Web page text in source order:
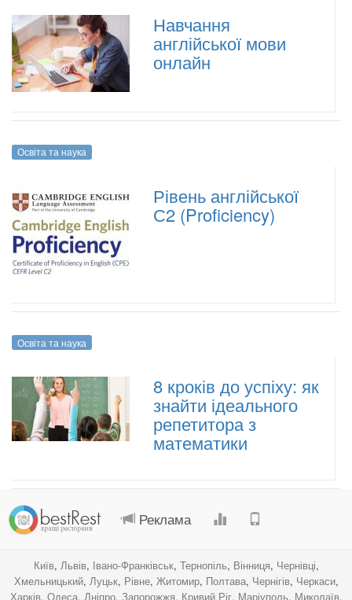
Навчання
англійської мови
онлайн
Освіта та наука
Рівень англійської
С2 (Proficiency)
Освіта та наука
8 кроків до успіху: як
знайти ідеального
репетитора з
математики
Реклама
Київ, Львів, Івано-Франківськ, Тернопіль, Вінниця, Чернівці,
Хмельницький, Луцьк, Рівне, Житомир, Полтава, Чернігів, Черкаси,
Харків, Одеса, Дніпро, Запорожжя, Кривий Ріг, Маріуполь, Миколаїв,